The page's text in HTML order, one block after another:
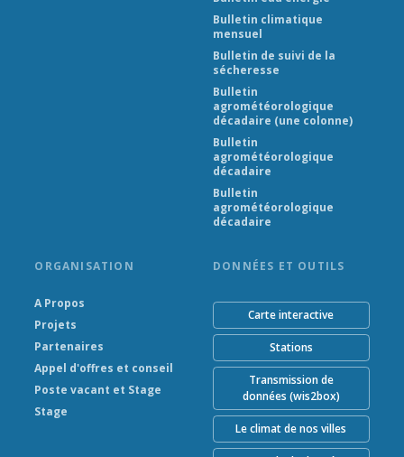
Bulletin climatique
mensuel
Bulletin de suivi de la
sécheresse
Bulletin
agrométéorologique
décadaire (une colonne)
Bulletin
agrométéorologique
décadaire
Bulletin
agrométéorologique
décadaire
ORGANISATION
A Propos
Projets
Partenaires
Appel d'offres et conseil
Poste vacant et Stage
Stage
DONNÉES ET OUTILS
Carte interactive
Stations
Transmission de
données (wis2box)
Le climat de nos villes